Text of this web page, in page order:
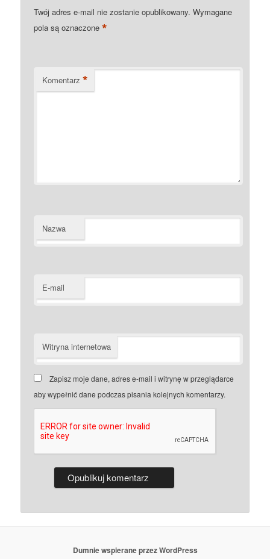
Twój adres e-mail nie zostanie opublikowany. Wymagane
pola są oznaczone*
Komentarz *
Nazwa
E-mail
Witryna internetowa
Zapisz moje dane, adres e-mail i witrynę w przeglądarce
aby wypełnić dane podczas pisania kolejnych komentarzy.
Dumnie wspierane przez WordPress